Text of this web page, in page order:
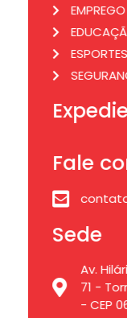
EMPREGO
ESPORTES
Fale
Sede
Av.
71 -
- CEP